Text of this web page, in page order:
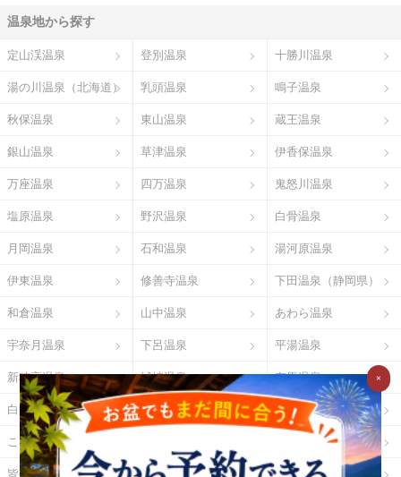
温泉地から探す
定山渓温泉 登別温泉 十勝川温泉
湯の川温泉（北海道） 乳頭温泉 鳴子温泉
秋保温泉 東山温泉 蔵王温泉
銀山温泉 草津温泉 伊香保温泉
万座温泉 四万温泉 鬼怒川温泉
塩原温泉 野沢温泉 白骨温泉
月岡温泉 石和温泉 湯河原温泉
伊東温泉 修善寺温泉 下田温泉（静岡県）
和倉温泉 山中温泉 あわら温泉
宇奈月温泉 下呂温泉 平湯温泉
新穂高温泉 城崎温泉 有馬温泉
白浜温泉 勝浦温泉 道後温泉
こんぴら温泉
皆生温泉 湯原温泉 別府温泉
×